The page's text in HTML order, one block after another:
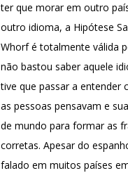
ter que morar em outro
outro idioma, a Hipótese
Whorf é totalmente válida
não bastou saber aquele
tive que passar a entender
as pessoas pensavam e
de mundo para formar as
corretas. Apesar do
falado em muitos países